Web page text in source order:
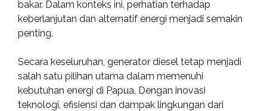
bakar. Dalam konteks ini, perhatian terhadap
keberlanjutan dan alternatif energi menjadi semakin
penting.
Secara keseluruhan, generator diesel tetap menjadi
salah satu pilihan utama dalam memenuhi
kebutuhan energi di Papua. Dengan inovasi
teknologi, efisiensi dan dampak lingkungan dari